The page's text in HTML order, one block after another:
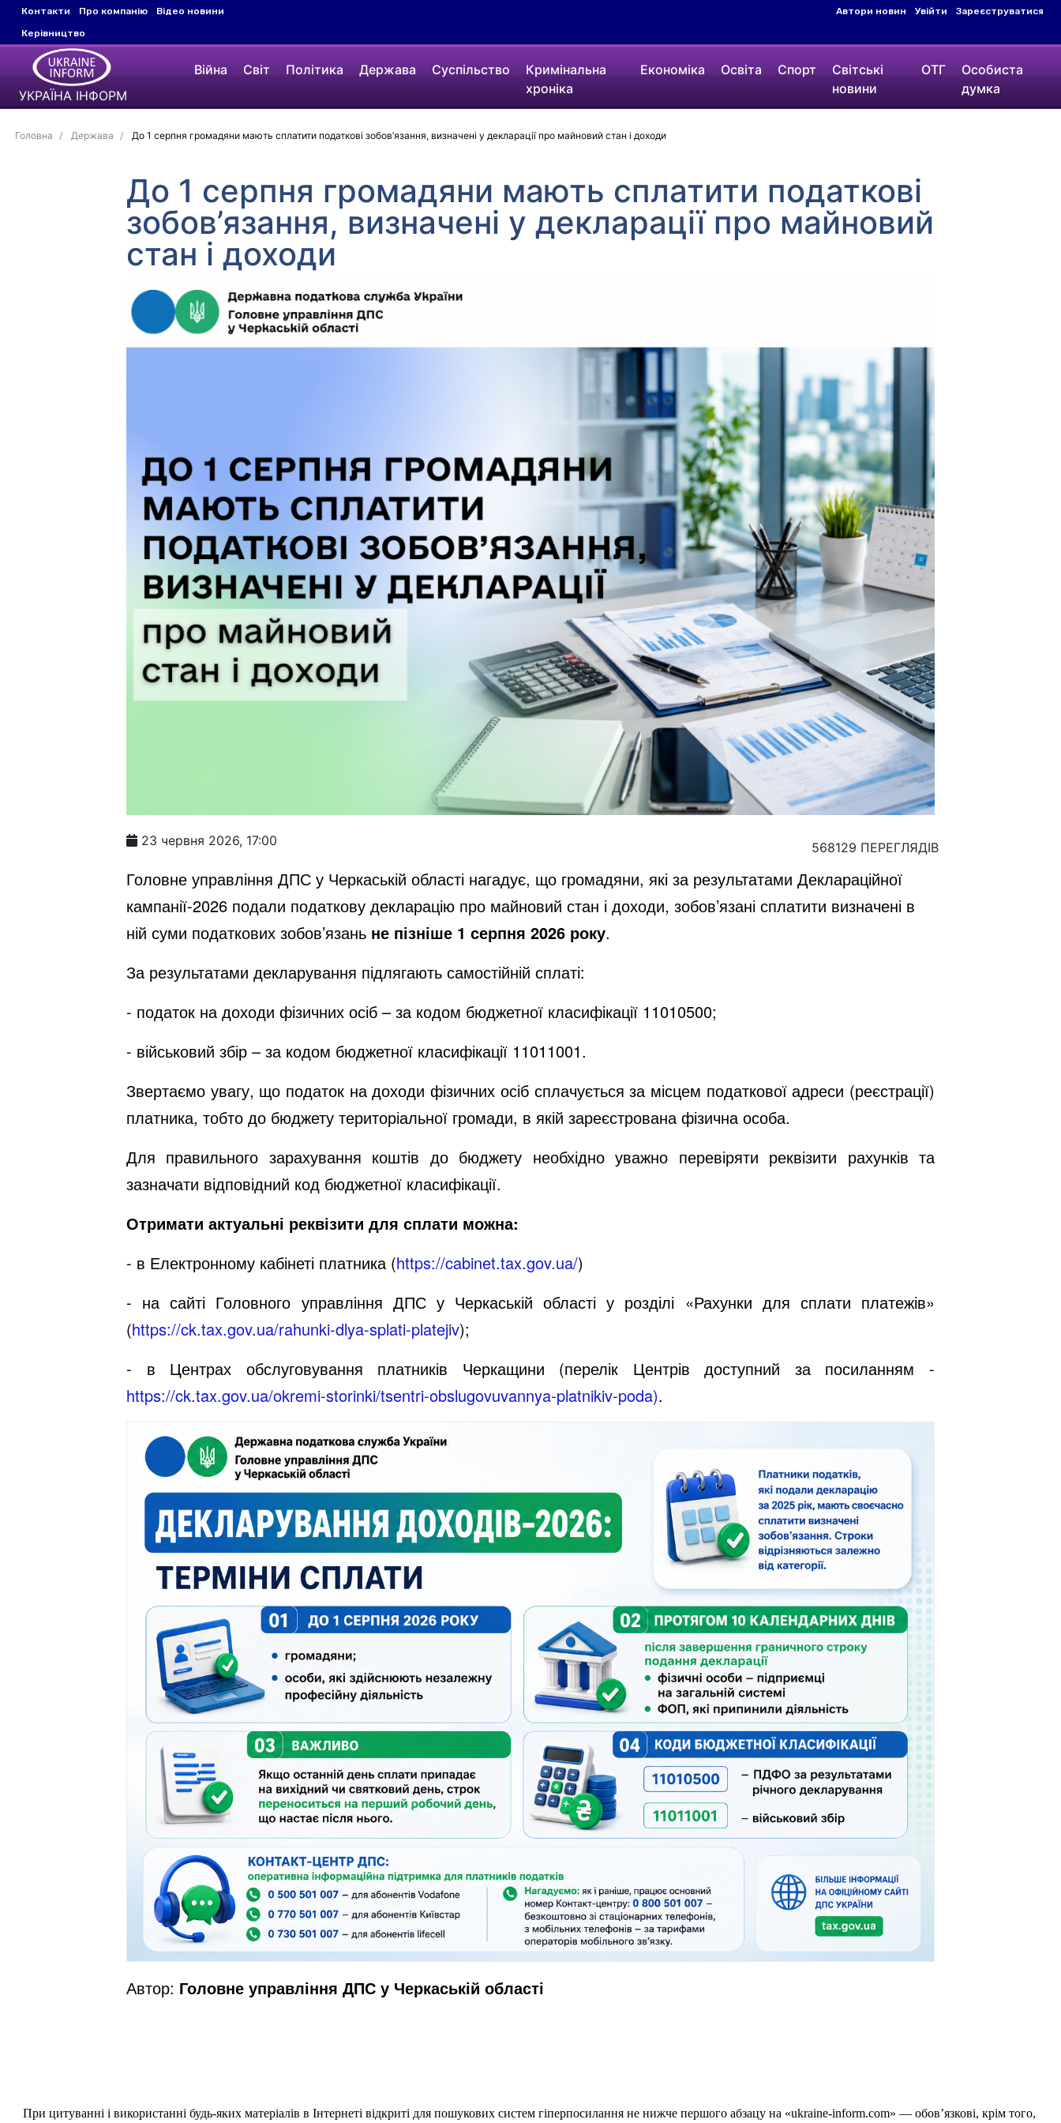
Контакти Про компанію
Відео новини
Керівництво
Автори новин Увійти Зареєструватися
УКРАЇНА ІНФОРМ
Війна Світ Політика Держава Суспільство
Кримінальна
хроніка
Економіка Освіта Спорт
Світські
новини
ОТГ
Особиста
думка
Головна Держава До 1 серпня громадяни мають сплатити податкові зобов’язання, визначені у декларації про майновий стан і доходи
До 1 серпня громадяни мають сплатити податкові
зобов’язання, визначені у декларації про майновий
стан і доходи
23 червня 2026, 17:00 568129 ПЕРЕГЛЯДІВ
Головне управління ДПС у Черкаській області нагадує, що громадяни, які за результатами Деклараційної
кампанії-2026 подали податкову декларацію про майновий стан і доходи, зобов’язані сплатити визначені в
ній суми податкових зобов’язань не пізніше 1 серпня 2026 року.
За результатами декларування підлягають самостійній сплаті:
- податок на доходи фізичних осіб – за кодом бюджетної класифікації 11010500;
- військовий збір – за кодом бюджетної класифікації 11011001.
Звертаємо увагу, що податок на доходи фізичних осіб сплачується за місцем податкової адреси (реєстрації)
платника, тобто до бюджету територіальної громади, в якій зареєстрована фізична особа.
Для правильного зарахування коштів до бюджету необхідно уважно перевіряти реквізити рахунків та
зазначати відповідний код бюджетної класифікації.
Отримати актуальні реквізити для сплати можна:
- в Електронному кабінеті платника (https://cabinet.tax.gov.ua/)
- на сайті Головного управління ДПС у Черкаській області у розділі «Рахунки для сплати платежів»
(https://ck.tax.gov.ua/rahunki-dlya-splati-platejiv);
- в Центрах обслуговування платників Черкащини (перелік Центрів доступний за посиланням -
https://ck.tax.gov.ua/okremi-storinki/tsentri-obslugovuvannya-platnikiv-poda).
Автор: Головне управління ДПС у Черкаській області
При цитуванні і використанні будь-яких матеріалів в Інтернеті відкриті для пошукових систем гіперпосилання не нижче першого абзацу на «ukraine-inform.com» — обов’язкові, крім того,